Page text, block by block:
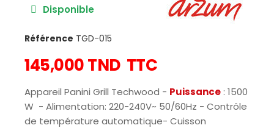
Disponible
Référence TGD-015
145,000 TND TTC
Appareil Panini Grill Techwood - Puissance : 1500
W - Alimentation: 220-240V~ 50/60Hz - Contrôle
de température automatique- Cuisson